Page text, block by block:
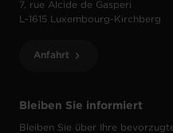
Bleiben Sie informiert
Bleiben Sie über Ihre
7, rue Alcide de Gasperi
L-1615 Luxembourg-Kirchberg
Anfahrt